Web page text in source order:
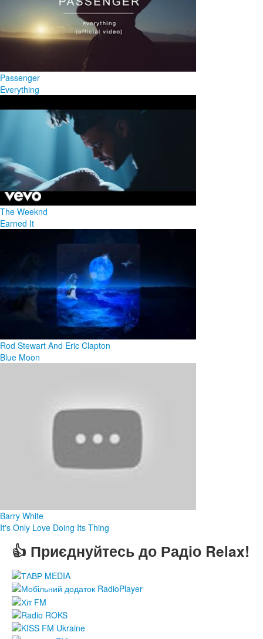
Passenger
Everything
The Weeknd
Earned It
Rod Stewart And Eric Clapton
Blue Moon
Barry White
It's Only Love Doing Its Thing
👍 Приєднуйтесь до Радіо Relax!